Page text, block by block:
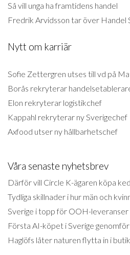
Så vill unga ha framtidens handel
Fredrik Arvidsson tar över Handel
Nytt om karriär
Sofie Zettergren utses till vd på
Borås rekryterar
Elon rekryterar logistikchef
Kappahl rekryterar ny Sverigechef
Axfood utser ny hållbarhetschef
Våra senaste nyhetsbrev
Därför vill Circle K-ägaren köpa
Tydliga skillnader i hur män och
Sverige i topp för OOH-leveranser
Första AI-köpet i Sverige
Haglöfs låter naturen flytta in i